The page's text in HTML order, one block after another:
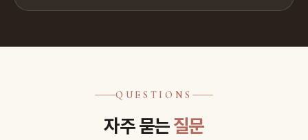
QUESTIONS
자주 묻는질문